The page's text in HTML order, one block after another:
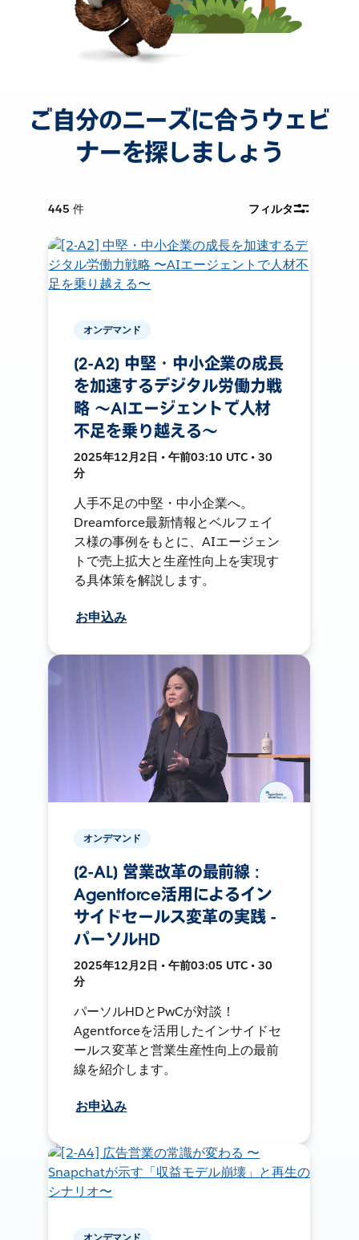
ご自分のニーズに合うウェビ
ナーを探しましょう
445 件 フィルタ
オンデマンド
[2-A2] 中堅・中小企業の成長
を加速するデジタル労働力戦
略 〜AIエージェントで人材
不足を乗り越える〜
2025年12月2日 • 午前03:10 UTC • 30
分
人手不足の中堅・中小企業へ。
Dreamforce最新情報とベルフェイ
ス様の事例をもとに、AIエージェン
トで売上拡大と生産性向上を実現す
る具体策を解説します。
お申込み
オンデマンド
[2-AL] 営業改革の最前線 :
Agentforce活用によるイン
サイドセールス変革の実践 -
パーソルHD
2025年12月2日 • 午前03:05 UTC • 30
分
パーソルHDとPwCが対談！
Agentforceを活用したインサイドセ
ールス変革と営業生産性向上の最前
線を紹介します。
お申込み
オンデマンド